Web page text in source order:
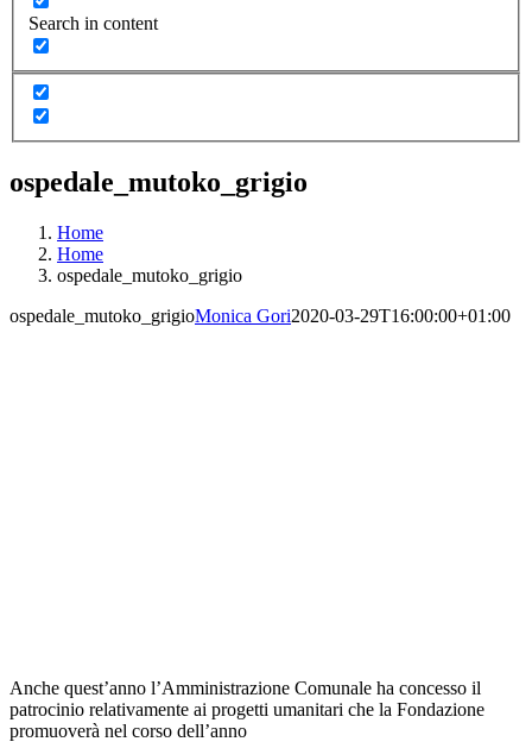
Search in content
ospedale_mutoko_grigio
Home
Home
ospedale_mutoko_grigio
ospedale_mutoko_grigioMonica Gori2020-03-29T16:00:00+01:00
Anche quest’anno l’Amministrazione Comunale ha concesso il
patrocinio relativamente ai progetti umanitari che la Fondazione
promuoverà nel corso dell’anno